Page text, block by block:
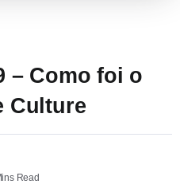
– Como foi o
Culture
Read